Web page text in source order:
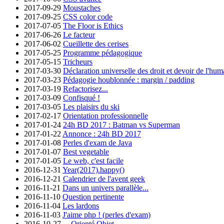
2017-09-29 Moustaches
2017-09-25 CSS color code
2017-07-05 The Floor is Ethics
2017-06-26 Le facteur
2017-06-02 Cueillette des cerises
2017-05-25 Programme pédagogique
2017-05-15 Tricheurs
2017-03-30 Déclaration universelle des droit et devoir de
2017-03-23 Pédagogie houblonnée : margin / padding
2017-03-19 Refactorisez...
2017-03-09 Confisqué !
2017-03-05 Les plaisirs du ski
2017-02-17 Orientation professionnelle
2017-01-24 24h BD 2017 : Batman vs Superman
2017-01-22 Annonce : 24h BD 2017
2017-01-08 Perles d'exam de Java
2017-01-07 Best vegetable
2017-01-05 Le web, c'est facile
2016-12-31 Year(2017).happy()
2016-12-21 Calendrier de l'avent geek
2016-11-21 Dans un univers parallèle...
2016-11-10 Question pertinente
2016-11-04 Les lardons
2016-11-03 J'aime php ! (perles d'exam)